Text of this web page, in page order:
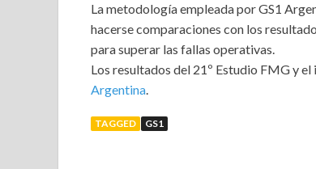
La metodología empleada por GS1
hacerse comparaciones con los
para superar las fallas operativas.
Los resultados del 21º Estudio FMG y
Argentina.
TAGGED GS1